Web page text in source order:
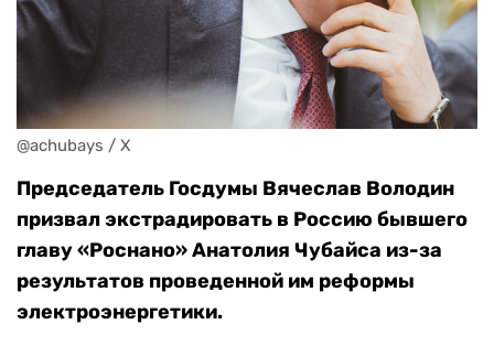
@achubays / Х
Председатель Госдумы Вячеслав Володин
призвал экстрадировать в Россию бывшего
главу «Роснано» Анатолия Чубайса из-за
результатов проведенной им реформы
электроэнергетики.